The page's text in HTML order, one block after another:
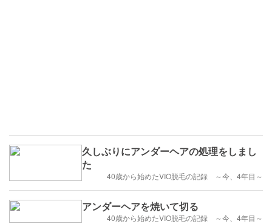
久しぶりにアンダーヘアの処理をしまし
た
40歳から始めたVIO脱毛の記録 ～今、4年目～
アンダーヘアを焼いて切る
40歳から始めたVIO脱毛の記録 ～今、4年目～